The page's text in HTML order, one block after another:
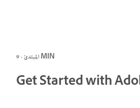
المبتدئ · 9 MIN
Get Started with